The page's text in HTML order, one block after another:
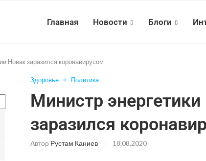
Главная Новости Блоги
Новак заразился коронавирусом
Здоровье Политика
Министр
заразился
Автор Рустам Каниев 18.08.2020